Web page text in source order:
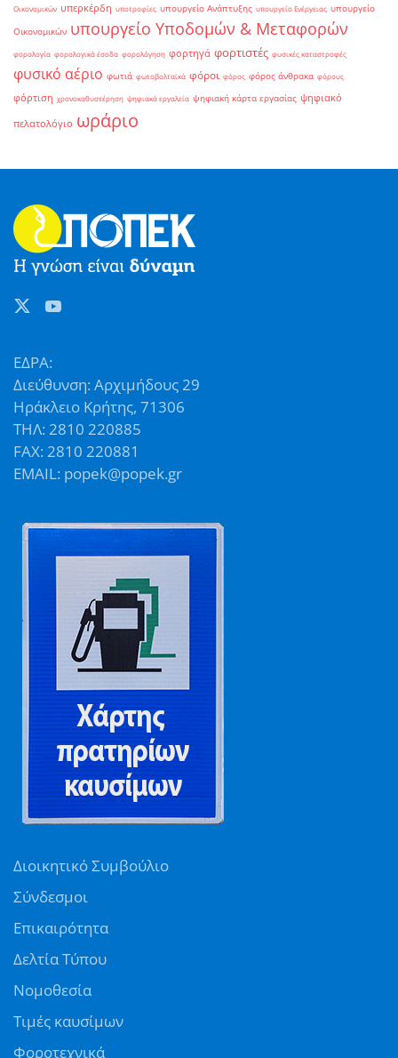
Οικονομικών υπερκέρδη υποτροφίες υπουργείο Ανάπτυξης υπουργείο Ενέργειας υπουργείο
Οικονομικών υπουργείο Υποδομών & Μεταφορών
φορολογία φορολογικά έσοδα φορολόγηση φορτηγά φορτιστές φυσικές καταστροφές
φυσικό αέριο φωτιά φωτοβολταϊκά φόροι φόρος φόρος άνθρακα φόρους
φόρτιση χρονοκαθυστέρηση ψηφιακά εργαλεία ψηφιακή κάρτα εργασίας ψηφιακό
πελατολόγιο ωράριο
ΕΔΡΑ:
Διεύθυνση: Αρχιμήδους 29
Ηράκλειο Κρήτης, 71306
ΤΗΛ: 2810 220885
FAX: 2810 220881
EMAIL: popek@popek.gr
Διοικητικό Συμβούλιο
Σύνδεσμοι
Επικαιρότητα
Δελτία Τύπου
Νομοθεσία
Τιμές καυσίμων
Φοροτεχνικά